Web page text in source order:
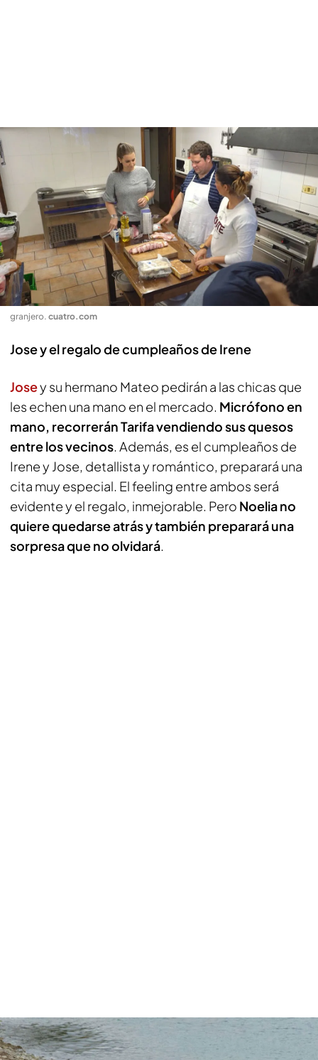
granjero. cuatro.com
Jose y el regalo de cumpleaños de Irene
Josey su hermano Mateo pedirán a las chicas que
les echen una mano en el mercado. Micrófono en
mano, recorrerán Tarifa vendiendo sus quesos
entre los vecinos. Además, es el cumpleaños de
Irene y Jose, detallista y romántico, preparará una
cita muy especial. El feeling entre ambos será
evidente y el regalo, inmejorable. Pero Noelia no
quiere quedarse atrás y también preparará una
sorpresa que no olvidará.